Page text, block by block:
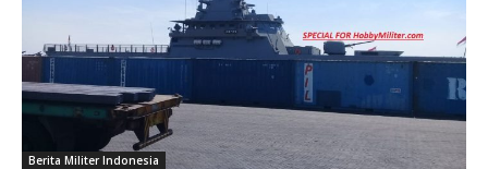
Berita Militer Indonesia